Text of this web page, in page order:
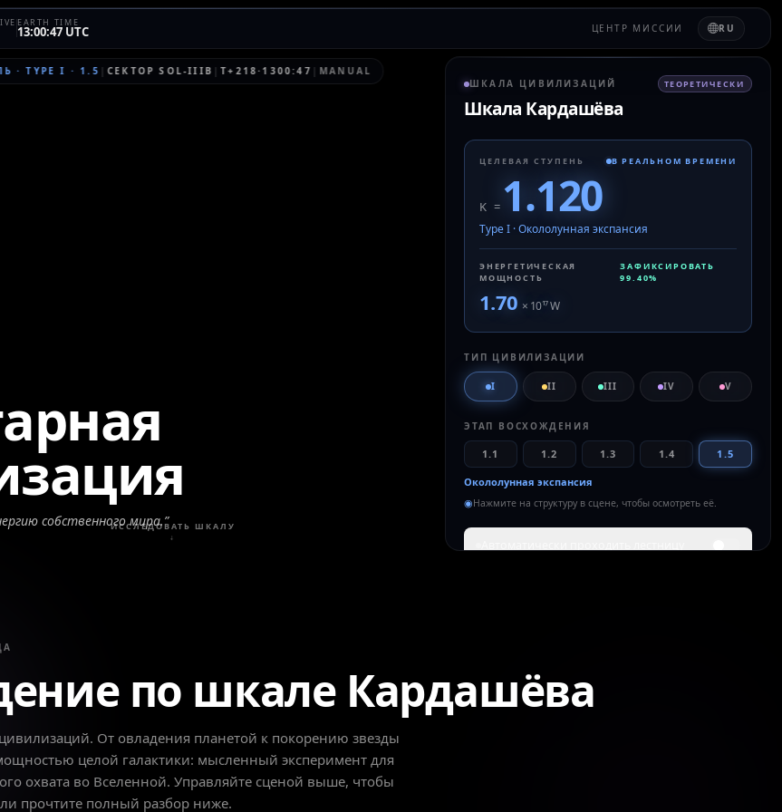
EARTH TIME
13:00:47 UTC ЦЕНТР МИССИИ RU
·TYPE I · 1.5 |СЕКТОР SOL-IIIB |T+218·1300:47 | MANUAL
собственного мира.”
ИССЛЕДОВАТЬ ШКАЛУ
↓
ШКАЛА ЦИВИЛИЗАЦИЙ ТЕОРЕТИЧЕСКИ
Шкала Кардашёва
ЦЕЛЕВАЯ СТУПЕНЬ В РЕАЛЬНОМ ВРЕМЕНИ
K = 1.120
Type I ·Окололунная экспансия
ЭНЕРГЕТИЧЕСКАЯ
МОЩНОСТЬ
ЗАФИКСИРОВАТЬ
99.40%
1.70 × 10¹⁷W
ТИП ЦИВИЛИЗАЦИИ
I II III IV V
ЭТАП ВОСХОЖДЕНИЯ
1.1 1.2 1.3 1.4 1.5
Окололунная экспансия
◉Нажмите на структуру в сцене, чтобы осмотреть её.
становится системной — порог Типа II.
по шкале Кардашёва
От овладения планетой к покорению звезды
целой галактики: мысленный эксперимент для
охвата во Вселенной. Управляйте сценой выше, чтобы
прочтите полный разбор ниже.